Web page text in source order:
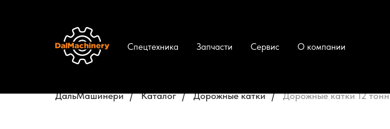
Спецтехника Запчасти Сервис О компании
ДальМашинери / Каталог / Дорожные катки / Дорожные катки 12 тонн